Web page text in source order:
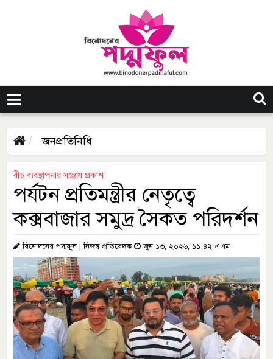
জনপ্রতিনিধি
বীচ ব্যবস্থাপনায় সন্তোষ প্রকাশ
পর্যটন প্রতিমন্ত্রীর নেতৃত্বে
কক্সবাজার সমুদ্র সৈকত পরিদর্শন
বিনোদনের পদ্মফুল | নিজস্ব প্রতিবেদক জুন ১৩, ২০২৬, ১১:৪২ এএম